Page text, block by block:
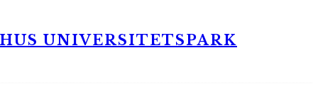
UNIVERSITETSPARK